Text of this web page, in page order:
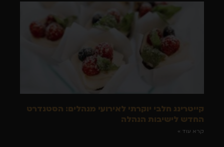
קייטרינג חלבי יוקרתי לאירועי מנהלים: הסטנדרט
החדש לישיבות הנהלה
קרא עוד »